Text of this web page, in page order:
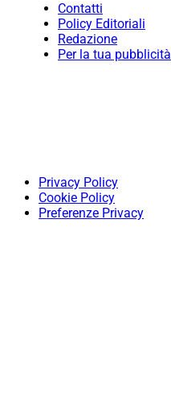
Contatti
Policy Editoriali
Redazione
Per la tua pubblicità
Privacy Policy
Cookie Policy
Preferenze Privacy